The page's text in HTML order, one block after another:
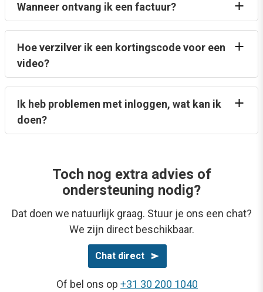
Wanneer ontvang ik een factuur?
Hoe verzilver ik een kortingscode voor een
video?
Ik heb problemen met inloggen, wat kan ik
doen?
Toch nog extra advies of
ondersteuning nodig?
Dat doen we natuurlijk graag. Stuur je ons een chat?
We zijn direct beschikbaar.
Chat direct
Of bel ons op +31 30 200 1040